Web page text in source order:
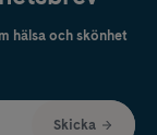
hälsa och skönhet
Skicka